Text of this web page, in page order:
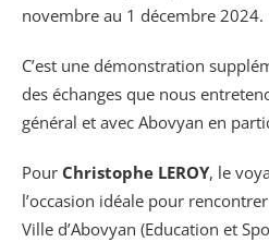
novembre au 1 décembre 2024.
C’est une démonstration
des échanges que nous
général et avec Abovyan en
Pour Christophe LEROY, le
l’occasion idéale pour
Ville d’Abovyan (Education et